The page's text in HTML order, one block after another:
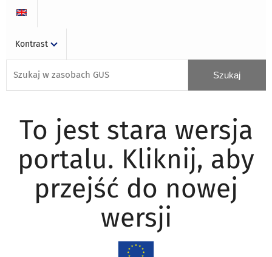
Kontrast
To jest stara wersja
portalu. Kliknij, aby
przejść do nowej
wersji